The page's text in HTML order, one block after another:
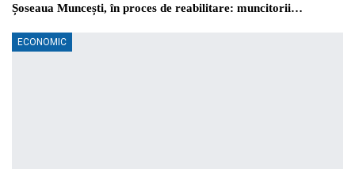
Șoseaua Muncești, în proces de reabilitare: muncitorii…
ECONOMIC